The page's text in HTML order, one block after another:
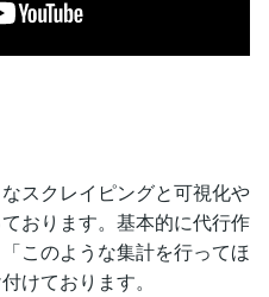
スクレイピングと可視化や
おります。基本的に代行作
このような集計を行ってほ
けております。